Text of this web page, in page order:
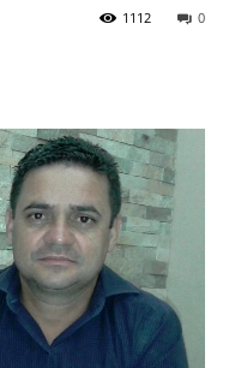
0
1112